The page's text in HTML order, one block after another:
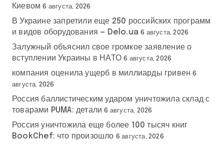
Киевом 6 августа, 2026
В Украине запретили еще 250 российских программ
и видов оборудования — Delo.ua 6 августа, 2026
Залужный объяснил свое громкое заявление о
вступлении Украины в НАТО 6 августа, 2026
компания оценила ущерб в миллиарды гривен 6
августа, 2026
Россия баллистическим ударом уничтожила склад с
товарами PUMA: детали 6 августа, 2026
Россия уничтожила еще более 100 тысяч книг
BookChef: что произошло 6 августа, 2026